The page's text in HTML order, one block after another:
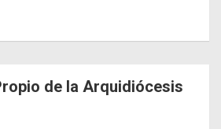
de la Arquidiócesis